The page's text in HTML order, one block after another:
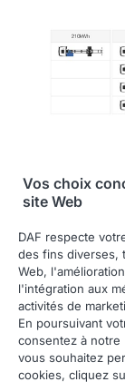
Vos choix
site Web
DAF respecte
des fins diverses,
Web,
l'intégration aux
activités de
En poursuivant
consentez à notre
vous souhaitez
cookies, cliquez